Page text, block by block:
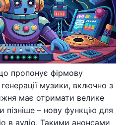
пропонує фірмову
музики, включно з
має отримати велике
пізніше – нову функцію для
в аудіо. Такими анонсами